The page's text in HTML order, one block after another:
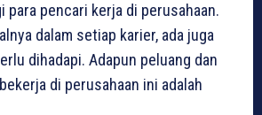
para pencari kerja di perusahaan.
dalam setiap karier, ada juga
dihadapi. Adapun peluang dan
di perusahaan ini adalah